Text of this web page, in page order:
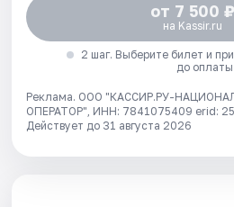
от 7 500 ₽
на Kassir.ru
2 шаг. Выберите билет и
до оплаты
Реклама. ООО "КАССИР.РУ-
ОПЕРАТОР", ИНН: 7841075409 erid:
Действует до 31 августа 2026